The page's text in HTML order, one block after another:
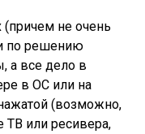
(причем не очень
по решению
а все дело в
в ОС или на
(возможно,
ТВ или ресивера,